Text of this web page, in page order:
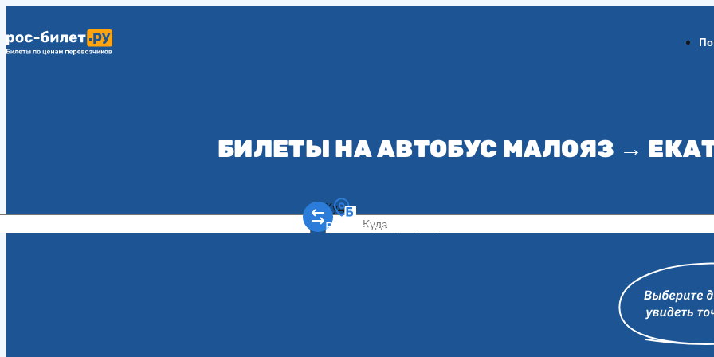
БИЛЕТЫ НА АВТОБУС МАЛОЯЗ →
Куда
Ростов-на-Дону